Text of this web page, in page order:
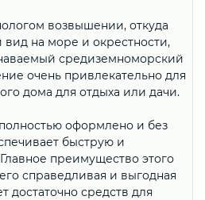
возвышении, откуда
вид на море и окрестности,
средиземноморский
очень привлекательно для
дома для отдыха или дачи.
оформлено и без
быструю и
преимущество этого
справедливая и выгодная
достаточно средств для